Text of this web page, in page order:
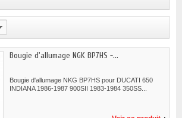
Bougie d'allumage NGK BP7HS -...
Bougie d'allumage NKG BP7HS pour DUCATI 650
INDIANA 1986-1987 900SII 1983-1984 350SS...